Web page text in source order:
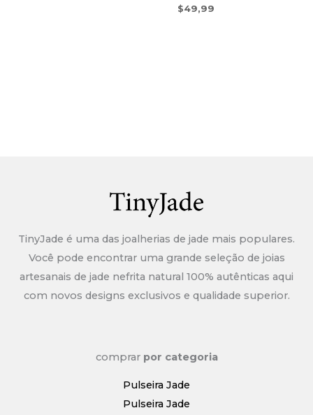
$49,99
TinyJade é uma das joalherias de jade mais populares.
Você pode encontrar uma grande seleção de joias
artesanais de jade nefrita natural 100% autênticas aqui
com novos designs exclusivos e qualidade superior.
comprar por categoria
Pulseira Jade
Pulseira Jade